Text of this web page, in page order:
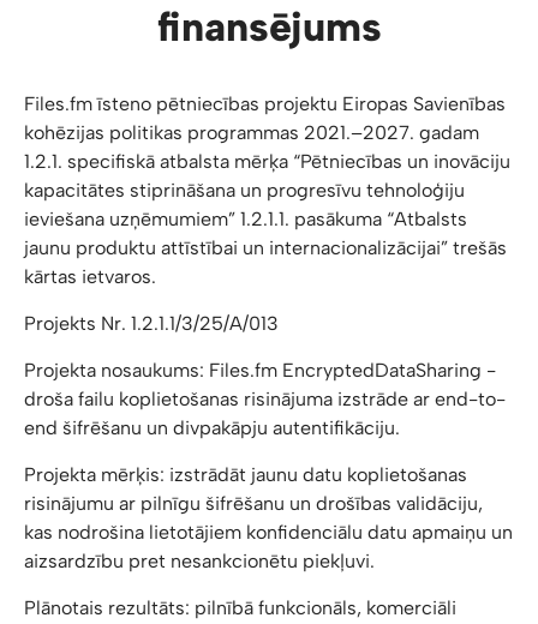
finansējums
Files.fm īsteno pētniecības projektu Eiropas Savienības
kohēzijas politikas programmas 2021.–2027. gadam
1.2.1. specifiskā atbalsta mērķa “Pētniecības un inovāciju
kapacitātes stiprināšana un progresīvu tehnoloģiju
ieviešana uzņēmumiem” 1.2.1.1. pasākuma “Atbalsts
jaunu produktu attīstībai un internacionalizācijai” trešās
kārtas ietvaros.
Projekts Nr. 1.2.1.1/3/25/A/013
Projekta nosaukums: Files.fm EncryptedDataSharing -
droša failu koplietošanas risinājuma izstrāde ar end-to-
end šifrēšanu un divpakāpju autentifikāciju.
Projekta mērķis: izstrādāt jaunu datu koplietošanas
risinājumu ar pilnīgu šifrēšanu un drošības validāciju,
kas nodrošina lietotājiem konfidenciālu datu apmaiņu un
aizsardzību pret nesankcionētu piekļuvi.
Plānotais rezultāts: pilnībā funkcionāls, komerciāli